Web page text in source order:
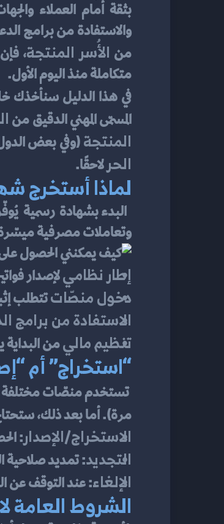
من الأُسر المنتجة،
متكاملة منذ اليوم الأول.
في هذا الدليل سنأخذك
المسمّى المهني الدقيق من
المنتجة (وفي بعض
الحر لاحقًا.
لماذا أستخرج
وتعاملات مصرفية
إطار نظامي لإصدار
دخول منصّات تتطلب
الاستفادة من برامج
تنظيم مالي من البداية
“استخراج” أم
تستخدم منصّات مختلفة مصطلحي
مرة). أما بعد ذلك،
الاستخراج/الإصدار:
التجديد: تمديد صلاحية
الإلغاء: عند التوقف عن
الشروط